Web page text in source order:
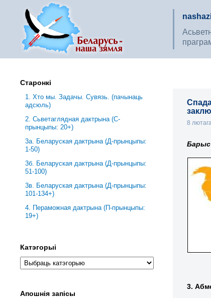
8
Барыс
3.
Старонкі
1. Хто мы. Задачы. Сувязь. (пачынаць
адсюль)
2. Сьветаглядная дактрына (С-
прынцыпы: 20+)
3a. Беларуская дактрына (Д-прынцыпы:
1-50)
3б. Беларуская дактрына (Д-прынцыпы:
51-100)
3в. Беларуская дактрына (Д-прынцыпы:
101-134+)
4. Пераможная дактрына (П-прынцыпы:
19+)
Катэгорыі
Апошнія запісы